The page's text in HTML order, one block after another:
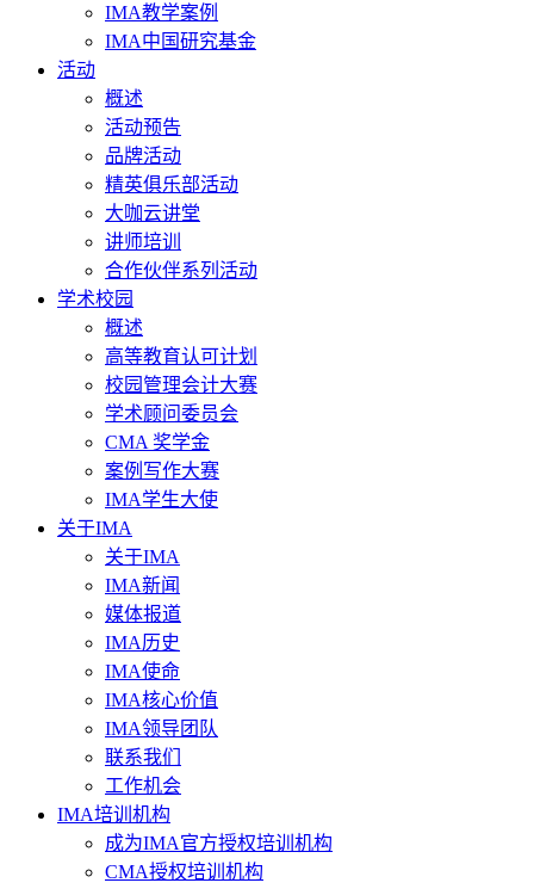
IMA教学案例
IMA中国研究基金
活动
概述
活动预告
品牌活动
精英俱乐部活动
大咖云讲堂
讲师培训
合作伙伴系列活动
学术校园
概述
高等教育认可计划
校园管理会计大赛
学术顾问委员会
CMA 奖学金
案例写作大赛
IMA学生大使
关于IMA
关于IMA
IMA新闻
媒体报道
IMA历史
IMA使命
IMA核心价值
IMA领导团队
联系我们
工作机会
IMA培训机构
成为IMA官方授权培训机构
CMA授权培训机构